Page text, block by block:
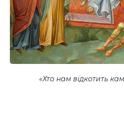
«Хто нам відкотить